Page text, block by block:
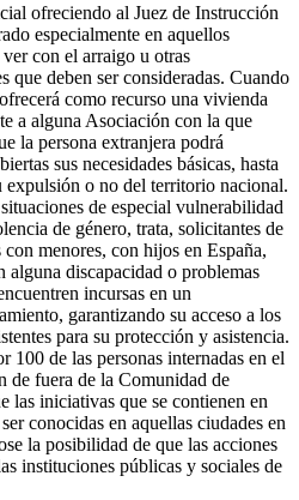
ofreciendo al Juez de Instrucción
especialmente en aquellos
con el arraigo u otras
que deben ser consideradas. Cuando
como recurso una vivienda
a alguna Asociación con la que
la persona extranjera podrá
sus necesidades básicas, hasta
expulsión o no del territorio nacional.
de especial vulnerabilidad
de género, trata, solicitantes de
menores, con hijos en España,
alguna discapacidad o problemas
incursas en un
garantizando su acceso a los
para su protección y asistencia.
100 de las personas internadas en el
de fuera de la Comunidad de
las iniciativas que se contienen en
conocidas en aquellas ciudades en
la posibilidad de que las acciones
instituciones públicas y sociales de